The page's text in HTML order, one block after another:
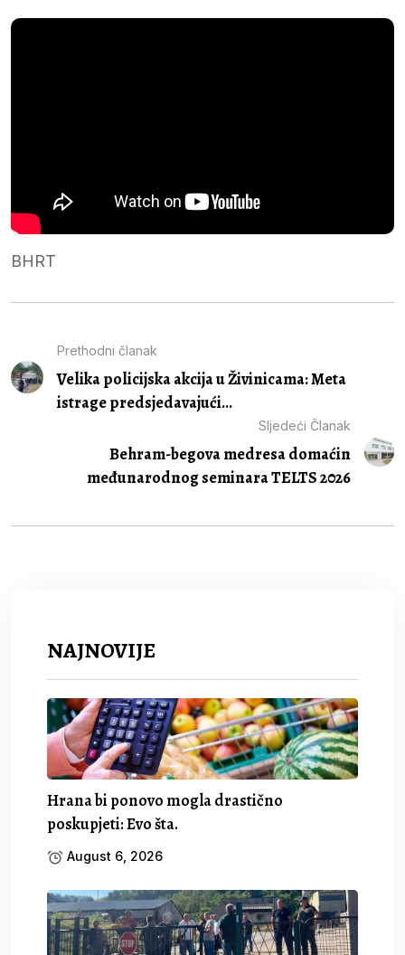
BHRT
Prethodni članak
Velika policijska akcija u Živinicama: Meta
istrage predsjedavajući...
Sljedeći Članak
Behram-begova medresa domaćin
međunarodnog seminara TELTS 2026
NAJNOVIJE
Hrana bi ponovo mogla drastično
poskupjeti: Evo šta.
August 6, 2026